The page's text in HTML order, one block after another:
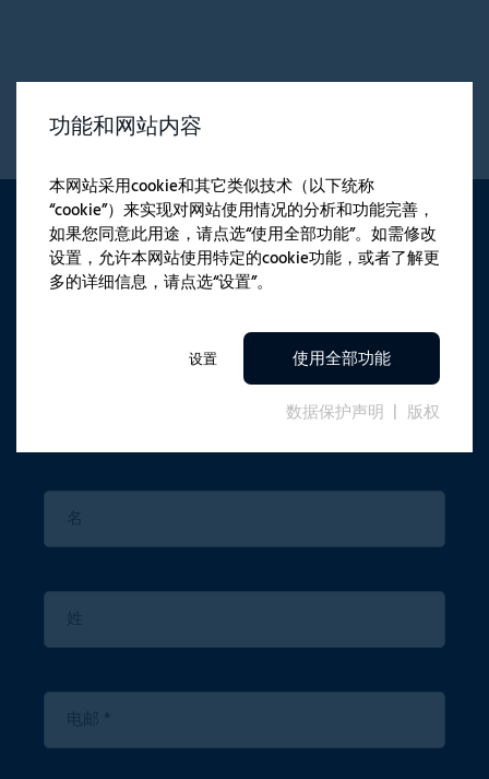
通讯
最新产品新闻
鼓舞人心的案例分析
独家活动邀请
功能和网站内容
本网站采用cookie和其它类似技术（以下统称
“cookie”）来实现对网站使用情况的分析和功能完善，
如果您同意此用途，请点选“使用全部功能”。如需修改
设置，允许本网站使用特定的cookie功能，或者了解更
多的详细信息，请点选“设置”。
设置 使用全部功能
数据保护声明 版权